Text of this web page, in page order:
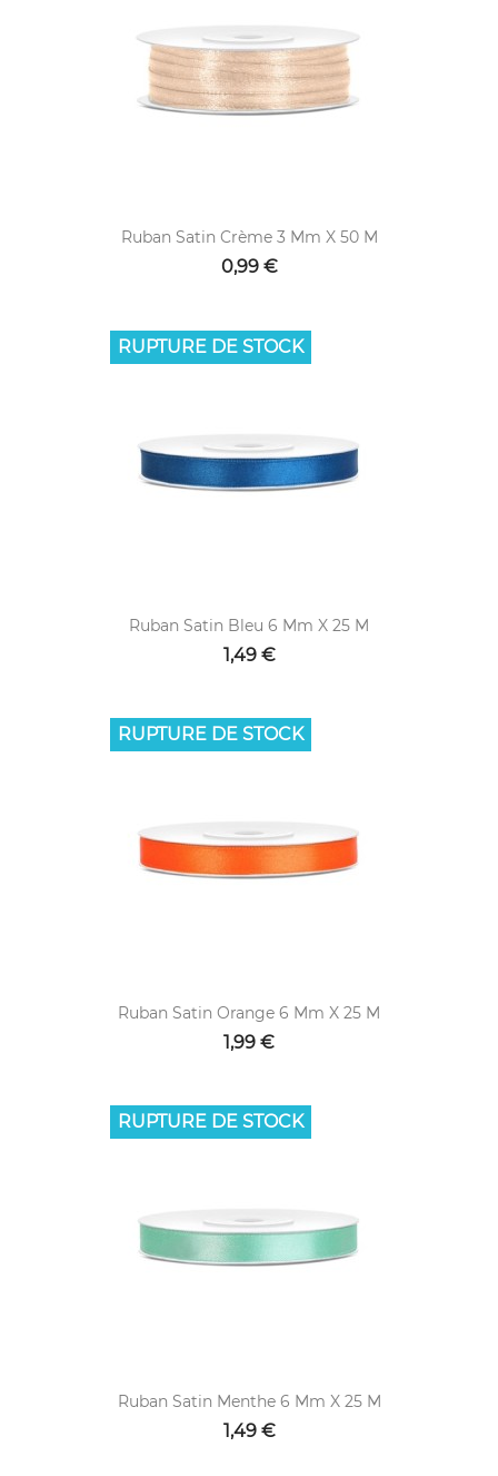
Ruban Satin Crème 3 Mm X 50 M
0,99 €
Ruban Satin Bleu 6 Mm X 25 M
1,49 €
RUPTURE DE STOCK
Ruban Satin Orange 6 Mm X 25 M
1,99 €
RUPTURE DE STOCK
Ruban Satin Menthe 6 Mm X 25 M
1,49 €
RUPTURE DE STOCK